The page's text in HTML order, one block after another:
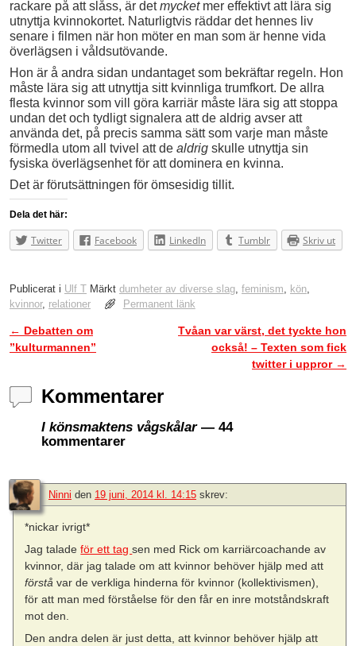
rackare på att slåss, är detmycketmer effektivt att lära sig
utnyttja kvinnokortet. Naturligtvis räddar det hennes liv
senare i filmen när hon möter en man som är henne vida
överlägsen i våldsutövande.
Hon är å andra sidan undantaget som bekräftar regeln. Hon
måste lära sig att utnyttja sitt kvinnliga trumfkort. De allra
flesta kvinnor som vill göra karriär måste lära sig att stoppa
undan det och tydligt signalera att de aldrig avser att
använda det, på precis samma sätt som varje man måste
förmedla utom all tvivel att de aldrig skulle utnyttja sin
fysiska överlägsenhet för att dominera en kvinna.
Det är förutsättningen för ömsesidig tillit.
Dela det här:
Twitter Facebook LinkedIn Tumblr Skriv ut
Publicerat i Ulf T Märkt dumheter av diverse slag feminism kön
kvinnor, relationer Permanent länk
Inläggsnavigering
← Debatten om
”kulturmannen”
Tvåan var värst, det tyckte hon
också! – Texten som fick
twitter i uppror →
Kommentarer
I könsmaktens vågskålar— 44
kommentarer
Ninni den 19 juni, 2014 kl. 14:15 skrev:
*nickar ivrigt*
Jag taladeför ett tagsen med Rick om karriärcoachande av
kvinnor, där jag talade om att kvinnor behöver hjälp med att
förstå var de verkliga hinderna för kvinnor (kollektivismen),
för att man med förståelse för den får en inre motståndskraft
mot den.
Den andra delen är just detta, att kvinnor behöver hjälp att